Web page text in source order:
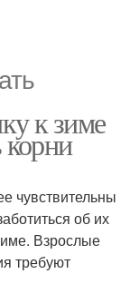
к зиме
чувствительны
об их
Взрослые
требуют